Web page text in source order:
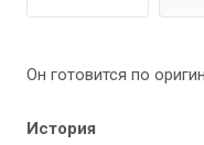
Он готовится по
История